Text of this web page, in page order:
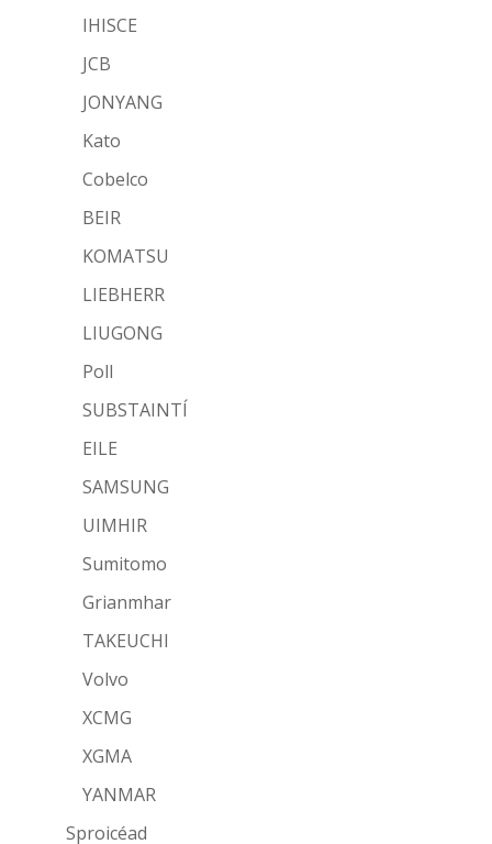
IHISCE
JCB
JONYANG
Kato
Cobelco
BEIR
KOMATSU
LIEBHERR
LIUGONG
Poll
SUBSTAINTÍ
EILE
SAMSUNG
UIMHIR
Sumitomo
Grianmhar
TAKEUCHI
Volvo
XCMG
XGMA
YANMAR
Sproicéad